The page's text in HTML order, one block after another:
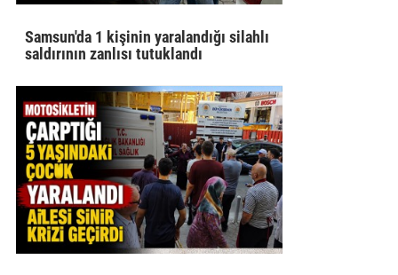
Samsun'da 1 kişinin yaralandığı silahlı
saldırının zanlısı tutuklandı